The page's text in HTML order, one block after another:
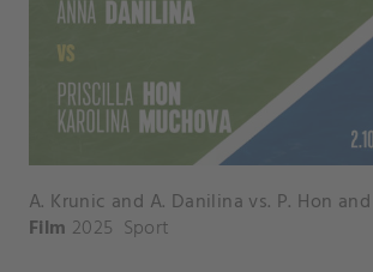
Film 2025 Sport